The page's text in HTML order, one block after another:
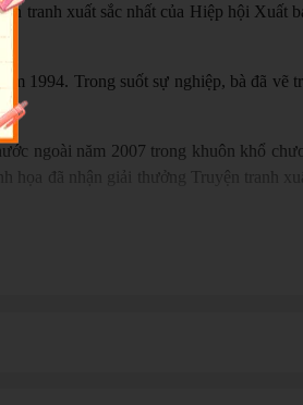
tranh xuất sắc nhất của Hiệp hội Xuất
1994. Trong suốt sự nghiệp, bà đã vẽ
ngoài năm 2007 trong khuôn khổ
đã nhận giải thưởng Truyện tranh